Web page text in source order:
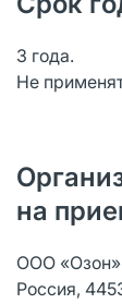
3 года.
Не
на
ООО «Озон»
Россия,